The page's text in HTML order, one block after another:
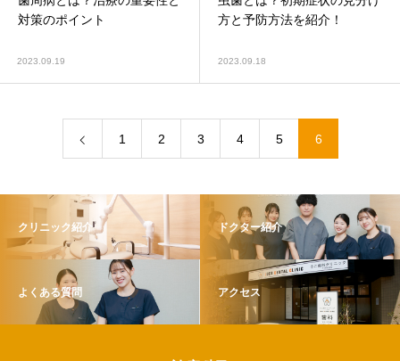
対策のポイント
2023.09.19
方と予防方法を紹介！
2023.09.18
1 2 3 4 5 6
クリニック紹介 ドクター紹介
よくある質問 アクセス